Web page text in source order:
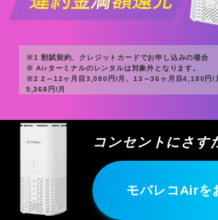
※1 割賦契約、クレジットカードでお申し込みの場合
※ Airターミナルのレンタルは対象外となります。
※2 2～12ヶ月目3,080円/月、13～36ヶ月目4,180円/
5,368円/月
※4 クレジットカードでのお支払いかつ、当日午前10時
きが完了している方が対象です。
コンセントにさす
モバレコAirを